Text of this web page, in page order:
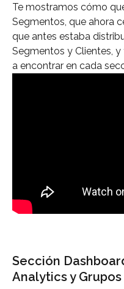
Te mostramos cómo
Segmentos, que ahora
que antes estaba
Segmentos y Clientes,
a encontrar en cada
Sección
Analytics y